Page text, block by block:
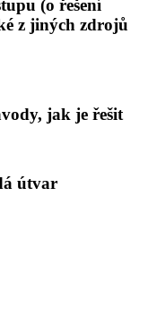
(o řešení
z jiných zdrojů
jak je řešit
útvar